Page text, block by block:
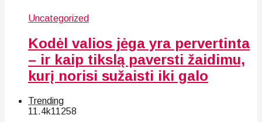
Uncategorized
Kodėl valios jėga yra pervertinta
– ir kaip tikslą paversti žaidimu,
kurį norisi sužaisti iki galo
Trending
11.4k11258